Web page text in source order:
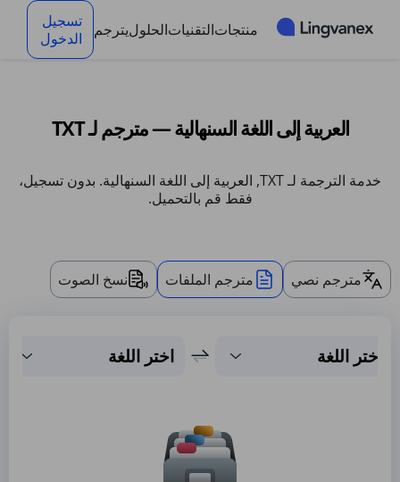
منتجاتالتقنياتالحلوليترجم
تسجيل
الدخول
العربية إلى اللغة السنهالية — مترجم لـ TXT
خدمة الترجمة لـ TXT, العربية إلى اللغة السنهالية. بدون تسجيل،
فقط قم بالتحميل.
مترجم نصي مترجم الملفات نسخ الصوت
اختر اللغة اختر اللغة